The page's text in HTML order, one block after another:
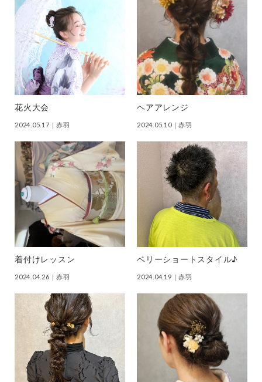
花火大会
2024.05.17 ｜赤羽
ヘアアレンジ
2024.05.10｜赤羽
着付けレッスン
2024.04.26 ｜赤羽
ベリーショートスタイル♪
2024.04.19 ｜赤羽